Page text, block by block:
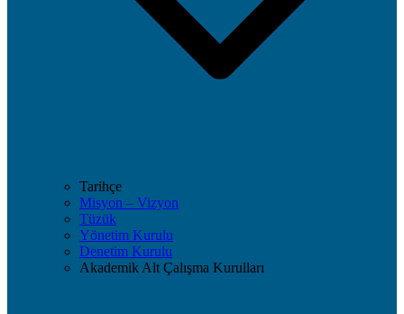
Tarihçe
Misyon – Vizyon
Tüzük
Yönetim Kurulu
Denetim Kurulu
Akademik Alt Çalışma Kurulları